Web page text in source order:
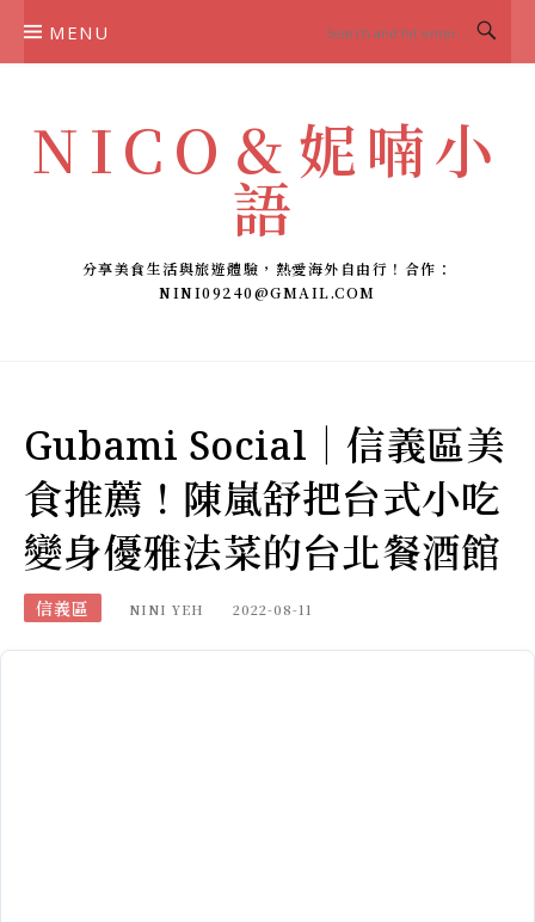
MENU
NICO＆妮喃小
語
分享美食生活與旅遊體驗，熱愛海外自由行！合作：
NINI09240@GMAIL.COM
Gubami Social｜信義區美
食推薦！陳嵐舒把台式小吃
變身優雅法菜的台北餐酒館
信義區 NINI YEH 2022-08-11